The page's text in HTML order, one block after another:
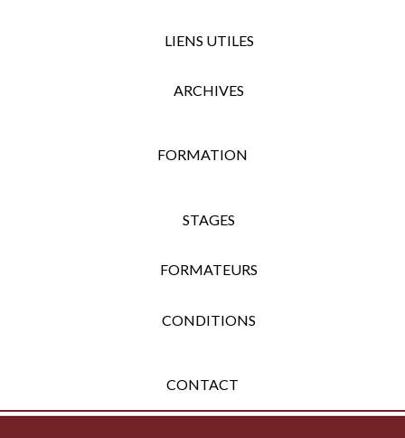
LIENS UTILES
ARCHIVES
FORMATION
STAGES
FORMATEURS
CONDITIONS
CONTACT